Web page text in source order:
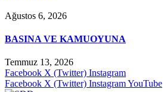
Ağustos 6, 2026
BASINA VE KAMUOYUNA
Temmuz 13, 2026
Facebook X (Twitter) Instagram
Facebook X (Twitter) InstagramYouTube